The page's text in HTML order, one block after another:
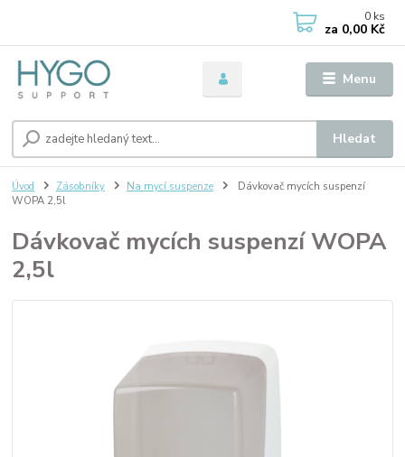
Menu
Hledat
0 ks
za 0,00 Kč
Úvod Zásobníky Na mycí suspenze
Dávkovač mycích suspenzí
WOPA 2,5l
Dávkovač mycích suspenzí WOPA
2,5l